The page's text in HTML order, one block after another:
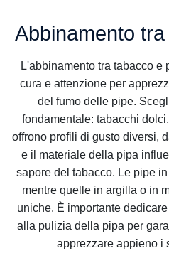
Abbinamento
L'abbinamento tra tabacco e
cura e attenzione per
del fumo delle pipe.
fondamentale: tabacchi
offrono profili di gusto diversi,
e il materiale della pipa
sapore del tabacco. Le pipe
mentre quelle in argilla o in
uniche. È importante
alla pulizia della pipa per
apprezzare appieno i